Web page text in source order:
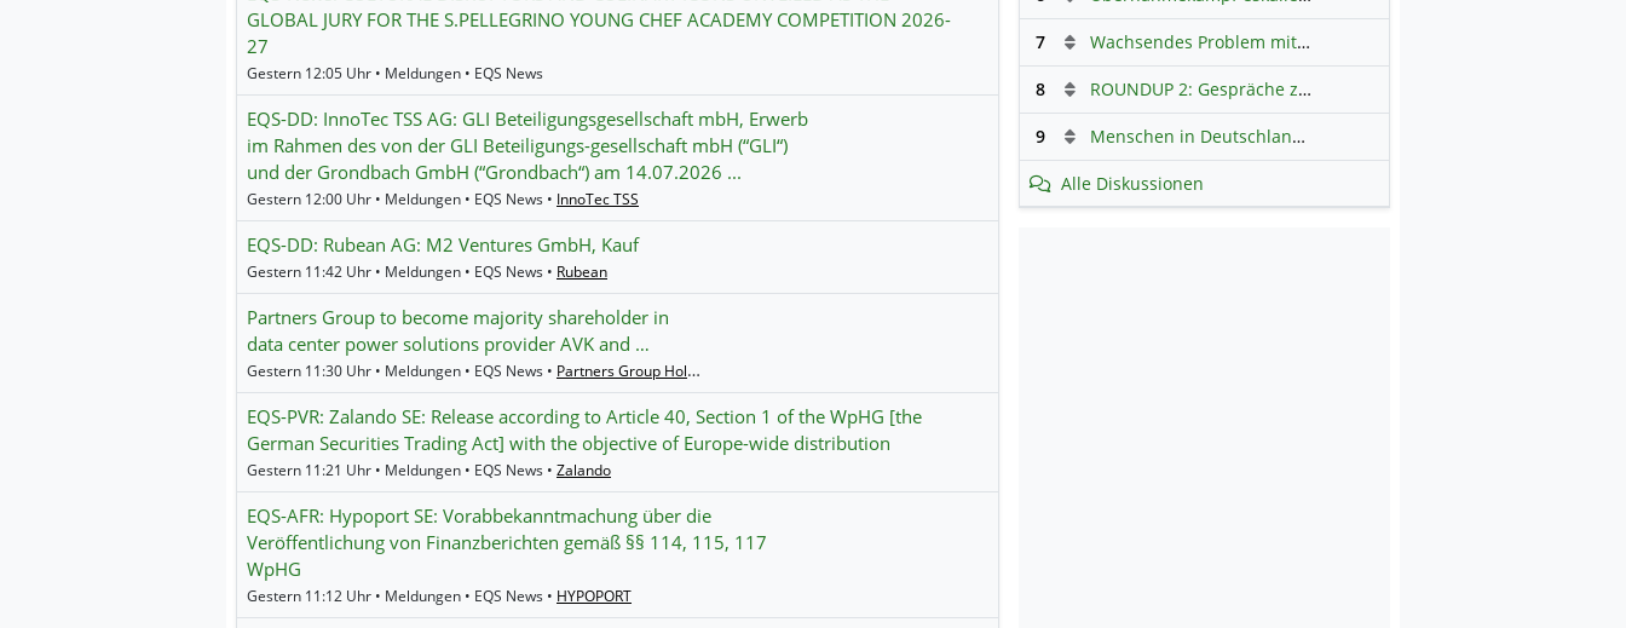
GLOBAL JURY FOR THE S.PELLEGRINO YOUNG CHEF ACADEMY COMPETITION 2026-
27
Gestern 12:05 Uhr • Meldungen • EQS News
EQS-DD: InnoTec TSS AG: GLI Beteiligungsgesellschaft mbH, Erwerb
im Rahmen des von der GLI Beteiligungs-gesellschaft mbH (“GLI“)
und der Grondbach GmbH (“Grondbach“) am 14.07.2026 ...
Gestern 12:00 Uhr • Meldungen • EQS News • InnoTec TSS
EQS-DD: Rubean AG: M2 Ventures GmbH, Kauf
Gestern 11:42 Uhr • Meldungen • EQS News • Rubean
Partners Group to become majority shareholder in
data center power solutions provider AVK and …
Gestern 11:30 Uhr • Meldungen • EQS News • Partners Group Holding
EQS-PVR: Zalando SE: Release according to Article 40, Section 1 of the WpHG [the
German Securities Trading Act] with the objective of Europe-wide distribution
Gestern 11:21 Uhr • Meldungen • EQS News • Zalando
EQS-AFR: Hypoport SE: Vorabbekanntmachung über die
Veröffentlichung von Finanzberichten gemäß §§ 114, 115, 117
WpHG
Gestern 11:12 Uhr • Meldungen • EQS News • HYPOPORT
7 Wachsendes Problem mit kriminellen Kunden im Online-Handel
8 ROUNDUP 2: Gespräche zwischen Iran und USA starten - Vance optimistisch
9 Menschen in Deutschland zahlen überwiegend ohne Bargeld
Alle Diskussionen